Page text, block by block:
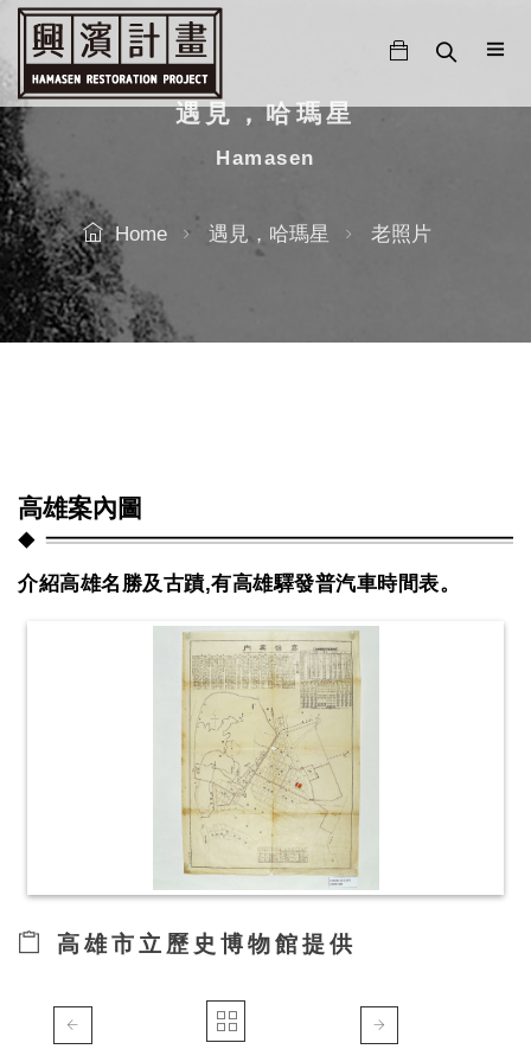
跳
主
要
內
容
遇見，哈瑪星
Hamasen
Home 遇見，哈瑪星 老照片
高雄案內圖
介紹高雄名勝及古蹟,有高雄驛發普汽車時間表。
高雄市立歷史博物館提供